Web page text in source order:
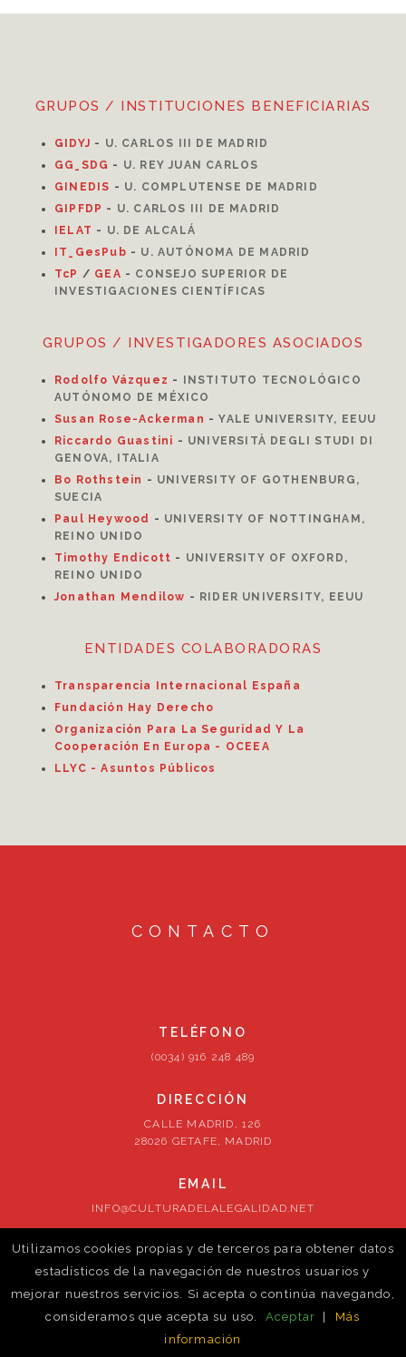
GRUPOS / INSTITUCIONES BENEFICIARIAS
GIDYJ - U. CARLOS III DE MADRID
GG_SDG - U. REY JUAN CARLOS
GINEDIS - U. COMPLUTENSE DE MADRID
GIPFDP - U. CARLOS III DE MADRID
ELAT - U. DE ALCALÁ
IT_GesPub - U. AUTÓNOMA DE MADRID
TcP / GEA - CONSEJO SUPERIOR DE
INVESTIGACIONES CIENTÍFICAS
GRUPOS / INVESTIGADORES ASOCIADOS
Rodolfo Vázquez -
INSTITUTO TECNOLÓGICO
AUTÓNOMO DE MÉXICO
Susan Rose-Ackerman -YALE UNIVERSITY, EEUU
Riccardo Guastini - UNIVERSITÀ DEGLI STUDI DI
GENOVA, ITALIA
Bo Rothstein - UNIVERSITY OF GOTHENBURG,
SUECIA
Paul Heywood - UNIVERSITY OF NOTTINGHAM,
REINO UNIDO
Timothy Endicott - UNIVERSITY OF OXFORD,
REINO UNIDO
Jonathan Mendilow - RIDER UNIVERSITY, EEUU
ENTIDADES COLABORADORAS
Transparencia Internacional España
Fundación Hay Derecho
Organización Para La Seguridad Y La
Cooperación En Europa - OCEEA
LLYC - Asuntos Públicos
CONTACTO
TELÉFONO
(0034) 916 248 489
DIRECCIÓN
CALLE MADRID, 126
28026 GETAFE, MADRID
EMAIL
INFO@CULTURADELALEGALIDAD.NET
SÍGUENOS
Utilizamos cookies propias y de terceros para obtener datos
estadísticos de la navegación de nuestros usuarios y
mejorar nuestros servicios. Si acepta o continúa navegando,
consideramos que acepta su uso.
Aceptar
Más
información